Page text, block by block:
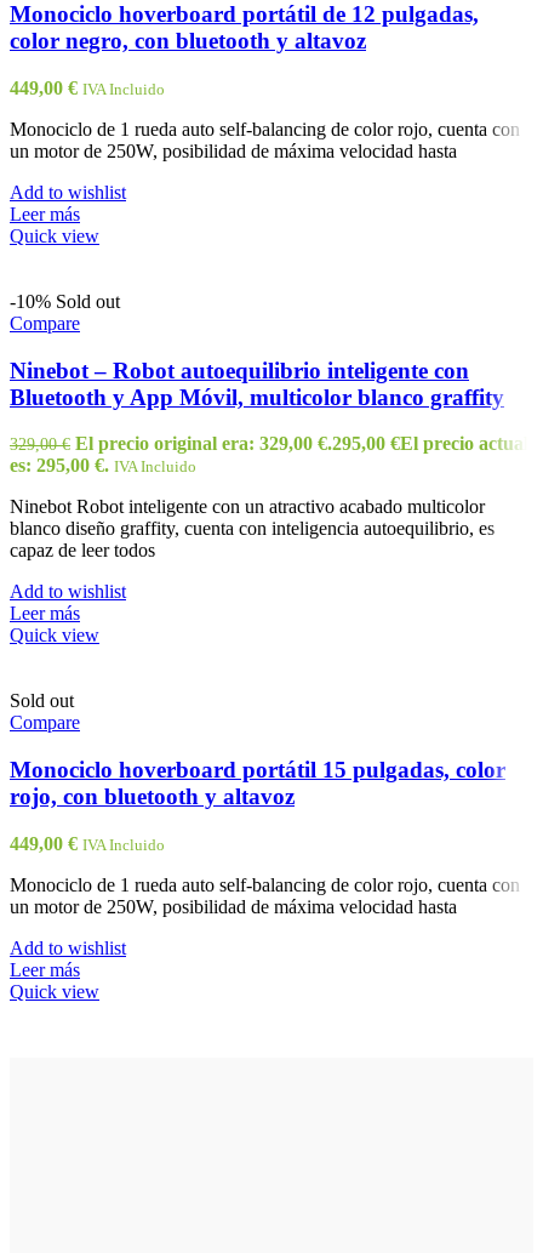
Monociclo hoverboard portátil de 12 pulgadas,
color negro, con bluetooth y altavoz
449,00 € IVA Incluido
Monociclo de 1 rueda auto self-balancing de color rojo, cuenta con
un motor de 250W, posibilidad de máxima velocidad hasta
Add to wishlist
Leer más
Quick view
-10% Sold out
Compare
Ninebot – Robot autoequilibrio inteligente con
Bluetooth y App Móvil, multicolor blanco graffity
329,00€ El precio original era: 329,00 €.295,00 €El precio actual
es: 295,00 €. IVA Incluido
Ninebot Robot inteligente con un atractivo acabado multicolor
blanco diseño graffity, cuenta con inteligencia autoequilibrio, es
capaz de leer todos
Add to wishlist
Leer más
Quick view
Sold out
Compare
Monociclo hoverboard portátil 15 pulgadas, color
rojo, con bluetooth y altavoz
449,00 € IVA Incluido
Monociclo de 1 rueda auto self-balancing de color rojo, cuenta con
un motor de 250W, posibilidad de máxima velocidad hasta
Add to wishlist
Leer más
Quick view